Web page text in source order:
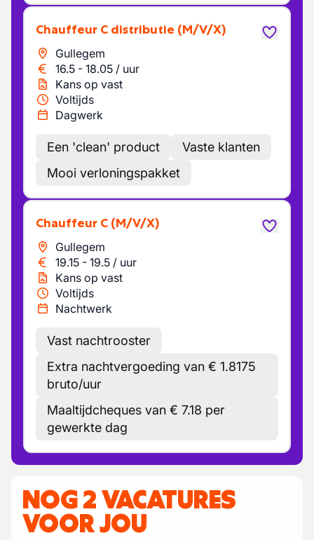
Chauffeur C distributie (M/V/X)
Gullegem
16.5 - 18.05 / uur
Kans op vast
Voltijds
Dagwerk
Een 'clean' product
Vaste klanten
Mooi verloningspakket
Chauffeur C (M/V/X)
Gullegem
19.15 - 19.5 / uur
Kans op vast
Voltijds
Nachtwerk
Vast nachtrooster
Extra nachtvergoeding van € 1.8175
bruto/uur
Maaltijdcheques van € 7.18 per
gewerkte dag
NOG 2 VACATURES
VOOR JOU